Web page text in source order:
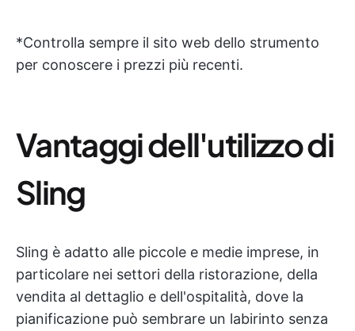
*Controlla sempre il sito web dello strumento
per conoscere i prezzi più recenti.
Vantaggi dell'utilizzo di
Sling
Sling è adatto alle piccole e medie imprese, in
particolare nei settori della ristorazione, della
vendita al dettaglio e dell'ospitalità, dove la
pianificazione può sembrare un labirinto senza